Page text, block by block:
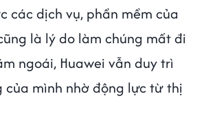
các dịch vụ, phần mềm của
là lý do làm chúng mất đi
ngoái, Huawei vẫn duy trì
của mình nhờ động lực từ thị